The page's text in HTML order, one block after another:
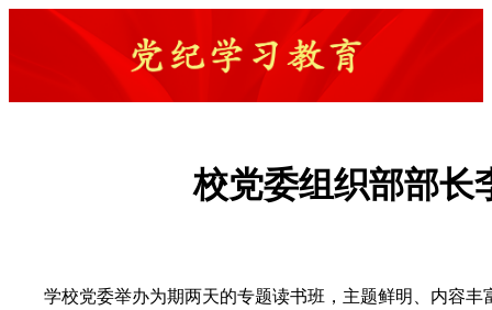
校党委组织部部长
学校党委举办为期两天的专题读书班，主题鲜明、内容